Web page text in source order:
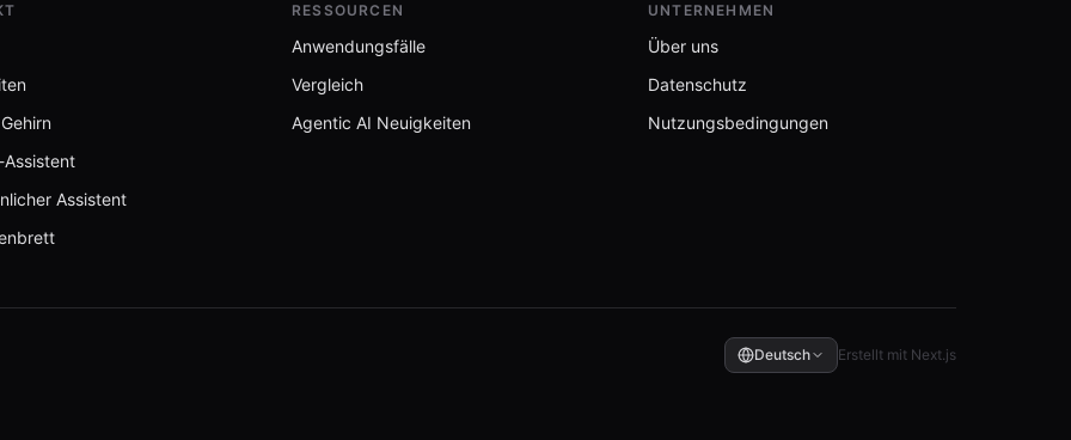
Assistent
RESSOURCEN
Anwendungsfälle
Vergleich
Agentic AI Neuigkeiten
UNTERNEHMEN
Über uns
Datenschutz
Nutzungsbedingungen
Deutsch Erstellt mit Next.js